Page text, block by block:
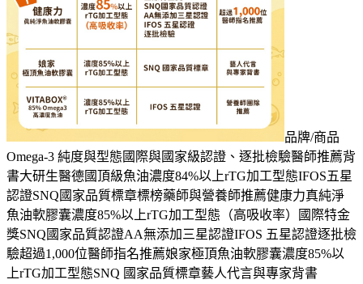
品牌/商品
Omega-3 純度與型態國際與國家級認證、逐批檢驗醫師推薦背
書大研生醫德國頂級魚油濃度84%以上rTG加工型態IFOS五星
認證SNQ國家品質標章標榜藥師與營養師推薦健康力真純淨
魚油軟膠囊濃度85%以上rTG加工型態（高吸收率）國際特金
獎SNQ國家品質認證AA無添加三星認證IFOS 五星認證逐批檢
驗超過1,000位醫師指名推薦娘家極頂魚油軟膠囊濃度85%以
上rTG加工型態SNQ 國家品質標章藝人代言與專家背書